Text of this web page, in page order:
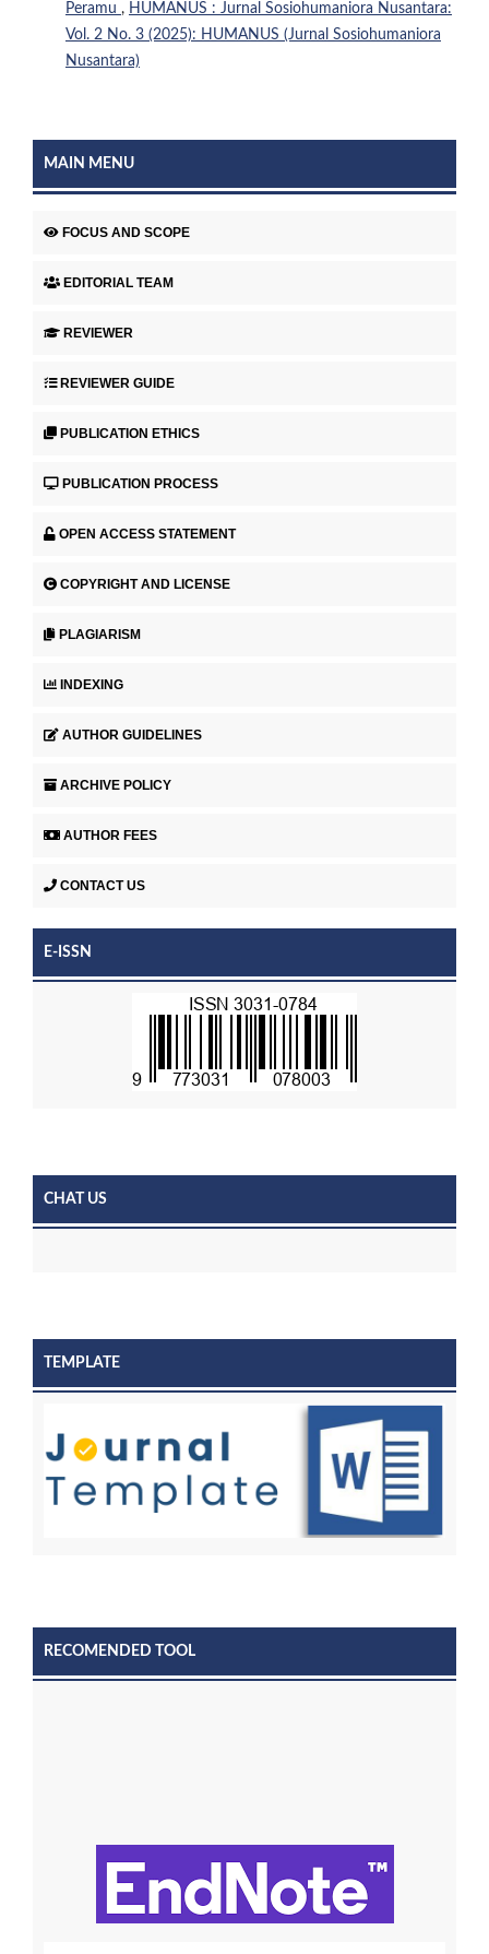
Peramu , HUMANUS : Jurnal Sosiohumaniora Nusantara:
Vol. 2 No. 3 (2025): HUMANUS (Jurnal Sosiohumaniora
Nusantara)
MAIN MENU
FOCUS AND SCOPE
EDITORIAL TEAM
REVIEWER
REVIEWER GUIDE
PUBLICATION ETHICS
PUBLICATION PROCESS
OPEN ACCESS STATEMENT
COPYRIGHT AND LICENSE
PLAGIARISM
INDEXING
AUTHOR GUIDELINES
ARCHIVE POLICY
AUTHOR FEES
CONTACT US
E-ISSN
CHAT US
TEMPLATE
RECOMENDED TOOL